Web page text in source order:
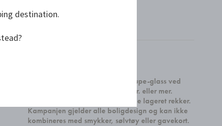
Få et sett med to Sky Cocktail Coupe-glass ved
kjøp av boligtilbehør for 4.000 kr. eller mer.
Gjelder til 31. august eller så lenge lageret rekker.
Kampanjen gjelder alle boligdesign og kan ikke
kombineres med smykker, sølvtøy eller gavekort.
destination.